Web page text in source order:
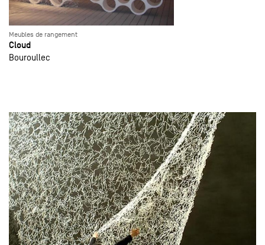
Meubles de rangement
Cloud
Bouroullec